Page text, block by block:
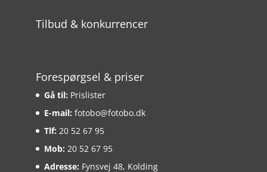
Tilbud & konkurrencer
Forespørgsel & priser
Gå til: Prislister
E-mail: fotobo@fotobo.dk
Tlf: 20 52 67 95
Mob: 20 52 67 95
Adresse: Fynsvej 48, Kolding